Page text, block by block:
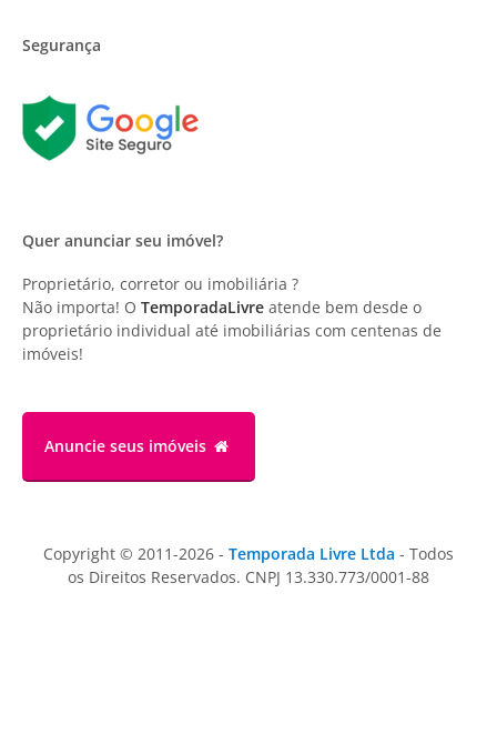
Segurança
Quer anunciar seu imóvel?
Proprietário, corretor ou imobiliária ?
Não importa! O TemporadaLivre atende bem desde o
proprietário individual até imobiliárias com centenas de
imóveis!
Anuncie seus imóveis
Copyright © 2011-2026 - Temporada Livre Ltda - Todos
os Direitos Reservados. CNPJ 13.330.773/0001-88